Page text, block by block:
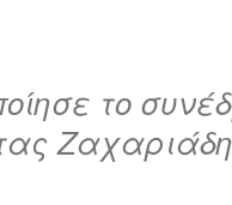
το